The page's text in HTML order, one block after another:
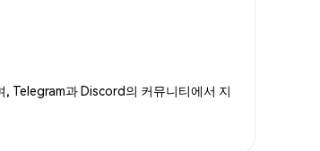
, Telegram과 Discord의 커뮤니티에서 지